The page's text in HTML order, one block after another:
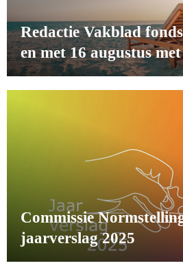
Redactie Vakblad
en met 16 augustus
Commissie
jaarverslag 2025